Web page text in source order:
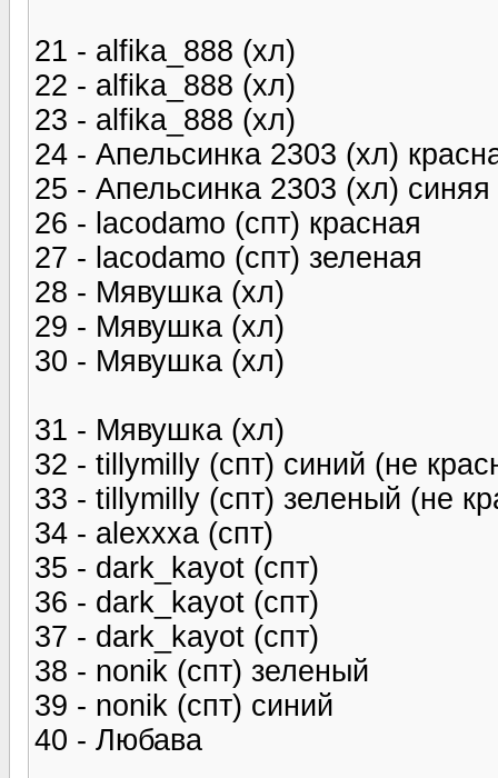
21 - alfika_888 (хл)
22 - alfika_888 (хл)
23 - alfika_888 (хл)
24 - Апельсинка 2303 (хл)
25 - Апельсинка 2303 (хл) синяя
26 - lacodamo (спт) красная
27 - lacodamo (спт) зеленая
28 - Мявушка (хл)
29 - Мявушка (хл)
30 - Мявушка (хл)
31 - Мявушка (хл)
32 - tillymilly (спт) синий (не
33 - tillymilly (спт) зеленый (не
34 - alexxxa (спт)
35 - dark_kayot (спт)
36 - dark_kayot (спт)
37 - dark_kayot (спт)
38 - nonik (спт) зеленый
39 - nonik (спт) синий
40 - Любава